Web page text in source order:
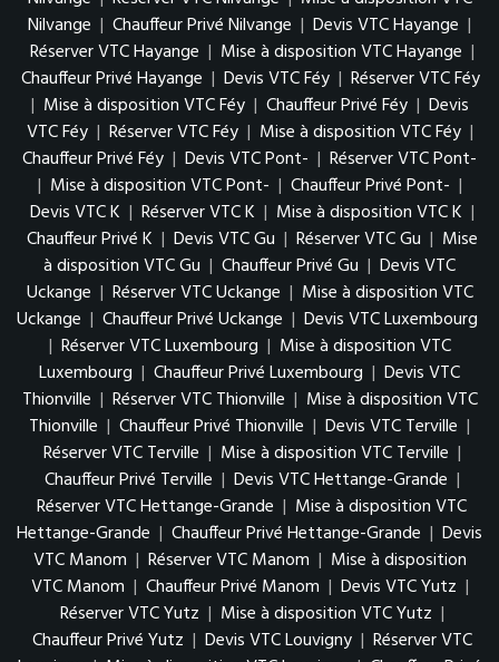
Nilvange | Chauffeur Privé Nilvange | Devis VTC Hayange |
Réserver VTC Hayange | Mise à disposition VTC Hayange |
Chauffeur Privé Hayange | Devis VTC Féy | Réserver VTC Féy
| Mise à disposition VTC Féy | Chauffeur Privé Féy | Devis
VTC Féy | Réserver VTC Féy | Mise à disposition VTC Féy |
Chauffeur Privé Féy | Devis VTC Pont- | Réserver VTC Pont-
| Mise à disposition VTC Pont- | Chauffeur Privé Pont- |
Devis VTC K | Réserver VTC K | Mise à disposition VTC K |
Chauffeur Privé K | Devis VTC Gu | Réserver VTC Gu | Mise
à disposition VTC Gu | Chauffeur Privé Gu | Devis VTC
Uckange | Réserver VTC Uckange | Mise à disposition VTC
Uckange | Chauffeur Privé Uckange | Devis VTC Luxembourg
| Réserver VTC Luxembourg | Mise à disposition VTC
Luxembourg | Chauffeur Privé Luxembourg | Devis VTC
Thionville | Réserver VTC Thionville | Mise à disposition VTC
Thionville | Chauffeur Privé Thionville | Devis VTC Terville |
Réserver VTC Terville | Mise à disposition VTC Terville |
Chauffeur Privé Terville | Devis VTC Hettange-Grande |
Réserver VTC Hettange-Grande | Mise à disposition VTC
Hettange-Grande | Chauffeur Privé Hettange-Grande | Devis
VTC Manom | Réserver VTC Manom | Mise à disposition
VTC Manom | Chauffeur Privé Manom | Devis VTC Yutz |
Réserver VTC Yutz | Mise à disposition VTC Yutz |
Chauffeur Privé Yutz | Devis VTC Louvigny | Réserver VTC